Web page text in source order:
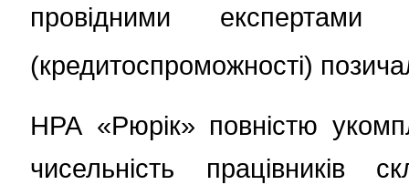
провідними
(кредитоспроможності)
НРА «Рюрік» повністю
чисельність